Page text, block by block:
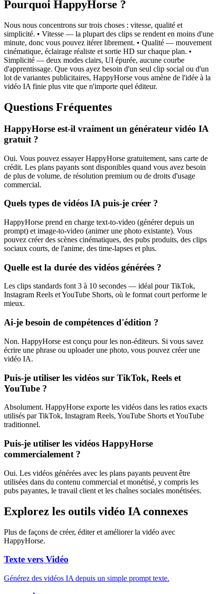
Pourquoi HappyHorse ?
Nous nous concentrons sur trois choses : vitesse, qualité et
simplicité. • Vitesse — la plupart des clips se rendent en moins d'une
minute, donc vous pouvez itérer librement. • Qualité — mouvement
cinématique, éclairage réaliste et sortie HD sur chaque plan. •
Simplicité — deux modes clairs, UI épurée, aucune courbe
d'apprentissage. Que vous ayez besoin d'un seul clip social ou d'un
lot de variantes publicitaires, HappyHorse vous amène de l'idée à la
vidéo IA finie plus vite que n'importe quel éditeur.
Questions Fréquentes
HappyHorse est-il vraiment un générateur vidéo IA
gratuit ?
Oui. Vous pouvez essayer HappyHorse gratuitement, sans carte de
crédit. Les plans payants sont disponibles quand vous avez besoin
de plus de volume, de résolution premium ou de droits d'usage
commercial.
Quels types de vidéos IA puis-je créer ?
HappyHorse prend en charge text-to-video (générer depuis un
prompt) et image-to-video (animer une photo existante). Vous
pouvez créer des scènes cinématiques, des pubs produits, des clips
sociaux courts, de l'anime, des time-lapses et plus.
Quelle est la durée des vidéos générées ?
Les clips standards font 3 à 10 secondes — idéal pour TikTok,
Instagram Reels et YouTube Shorts, où le format court performe le
mieux.
Ai-je besoin de compétences d'édition ?
Non. HappyHorse est conçu pour les non-éditeurs. Si vous savez
écrire une phrase ou uploader une photo, vous pouvez créer une
vidéo IA.
Puis-je utiliser les vidéos sur TikTok, Reels et
YouTube ?
Absolument. HappyHorse exporte les vidéos dans les ratios exacts
utilisés par TikTok, Instagram Reels, YouTube Shorts et YouTube
traditionnel.
Puis-je utiliser les vidéos HappyHorse
commercialement ?
Oui. Les vidéos générées avec les plans payants peuvent être
utilisées dans du contenu commercial et monétisé, y compris les
pubs payantes, le travail client et les chaînes sociales monétisées.
Explorez les outils vidéo IA connexes
Plus de façons de créer, éditer et améliorer la vidéo avec
HappyHorse.
Texte vers Vidéo
Générez des vidéos IA depuis un simple prompt texte.